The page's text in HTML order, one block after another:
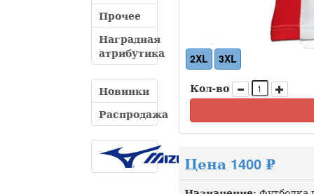
Прочее
Наградная
атрибутика
Новинки
Распродажа
2XL 3XL
Кол-во
Цена 1400 ₽